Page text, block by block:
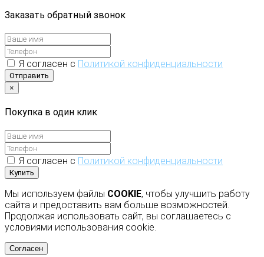
Заказать обратный звонок
Я согласен с Политикой конфиденциальности
Отправить
×
Покупка в один клик
Я согласен с Политикой конфиденциальности
Купить
Мы используем файлы COOKIE, чтобы улучшить работу
сайта и предоставить вам больше возможностей.
Продолжая использовать сайт, вы соглашаетесь с
условиями использования cookie.
Согласен